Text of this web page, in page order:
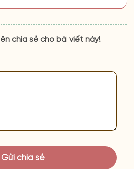
chia sẻ cho bài viết này!